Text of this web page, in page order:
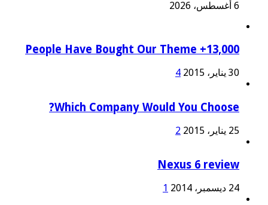
6 أغسطس، 2026
13,000+ People Have Bought Our Theme
30 يناير، 2015 4
Which Company Would You Choose?
25 يناير، 2015 2
Nexus 6 review
24 ديسمبر، 2014 1